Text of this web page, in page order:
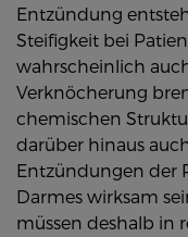
Entzündung
Steifigkeit bei
wahrscheinlich
Verknöcherung
chemischen
darüber hinaus
Entzündungen der
Darmes wirksam
müssen deshalb in